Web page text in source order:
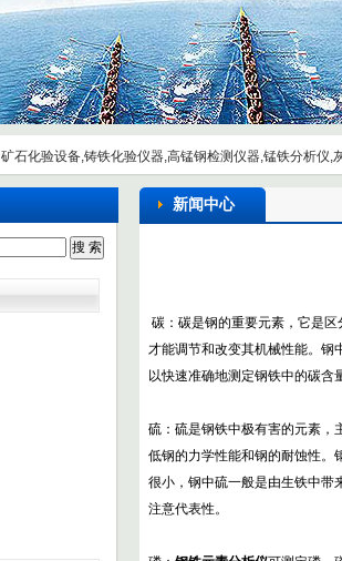
矿石化验设备,铸铁化验仪器,高锰钢检测仪器,锰铁分析仪,
新闻中心
碳：碳是钢的重要元素，它是
才能调节和改变其机械性能。钢
以快速准确地测定钢铁中的碳含
硫：硫是钢铁中极有害的元素，
低钢的力学性能和钢的耐蚀性。
很小，钢中硫一般是由生铁中带
注意代表性。